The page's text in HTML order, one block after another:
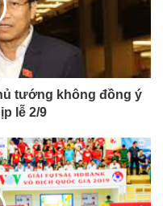
tướng không đồng ý
lễ 2/9